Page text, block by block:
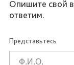
Опишите свой
ответим.
Представьтесь